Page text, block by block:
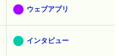
ウェブアプリ
インタビュー